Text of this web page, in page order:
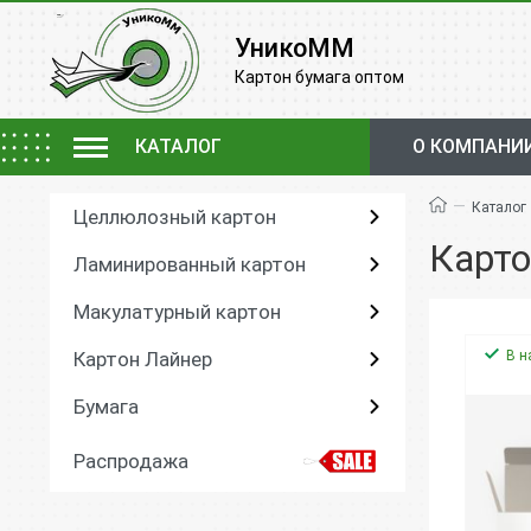
УникоММ
Картон бумага оптом
КАТАЛОГ О
Целлюлозный картон
Ламинированный картон
Макулатурный картон
Картон Лайнер
Бумага
Распродажа
— Каталог
В